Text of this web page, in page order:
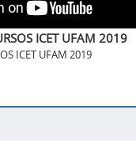
ICET UFAM 2019
ICET UFAM 2019